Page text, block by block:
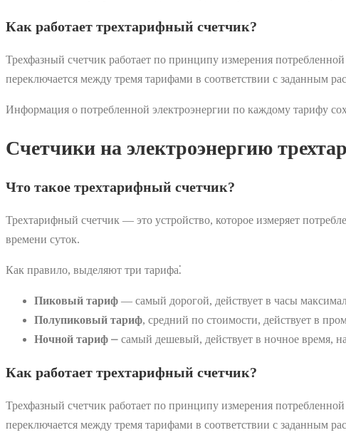
Как работает трехтарифный счетчик?
Трехфазный счетчик работает по принципу измерения
переключается между тремя тарифами в соответствии с заданным
Информация о потребленной электроэнергии по каждому тарифу
Счетчики на электроэнергию
Что такое трехтарифный счетчик?
Трехтарифный счетчик — это устройство, которое измеряет
времени суток.
Как правило, выделяют три тарифа⁚
Пиковый тариф — самый дорогой, действует в часы
Полупиковый тариф, средний по стоимости, действует в
Ночной тариф ⎼ самый дешевый, действует в ночное время,
Как работает трехтарифный счетчик?
Трехфазный счетчик работает по принципу измерения
переключается между тремя тарифами в соответствии с заданным